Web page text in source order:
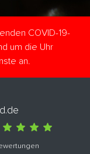
COVID-19-
um die Uhr
an.